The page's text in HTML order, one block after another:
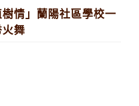
樹情」蘭陽社區學校一
舞